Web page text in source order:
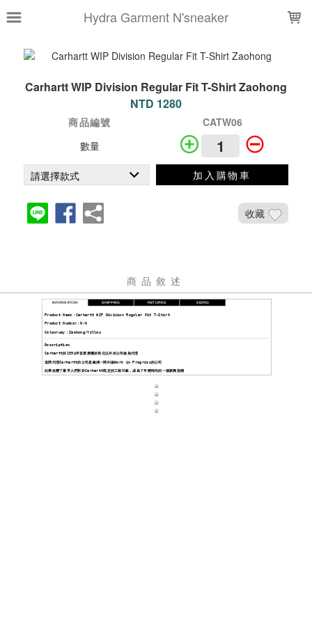
Hydra Garment N'sneaker
Carhartt WIP Division Regular Fit T-Shirt Zaohong
NTD 1280
商品編號
CATW06
數量
加入購物車
收藏
商品敘述